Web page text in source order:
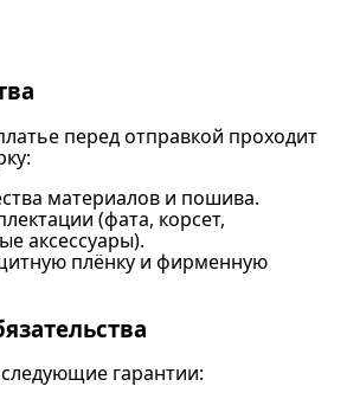
перед отправкой проходит
материалов и пошива.
(фата, корсет,
аксессуары).
плёнку и фирменную
гарантии: